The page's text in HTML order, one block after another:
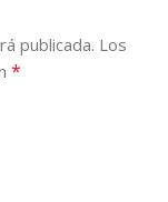
publicada. Los
*